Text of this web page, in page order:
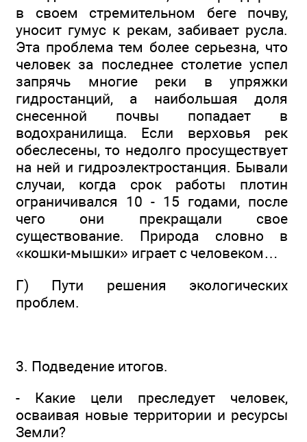
в своем стремительном беге почву,
уносит гумус к рекам, забивает русла.
Эта проблема тем более серьезна, что
человек за последнее столетие успел
запрячь многие реки в упряжки
гидростанций, а наибольшая доля
снесенной почвы попадает в
водохранилища. Если верховья рек
обеслесены, то недолго просуществует
на ней и гидроэлектростанция. Бывали
случаи, когда срок работы плотин
ограничивался 10 - 15 годами, после
чего они прекращали свое
существование. Природа словно в
«кошки-мышки» играет с человеком…
Г) Пути решения экологических
проблем.
3. Подведение итогов.
- Какие цели преследует человек,
осваивая новые территории и ресурсы
Земли?